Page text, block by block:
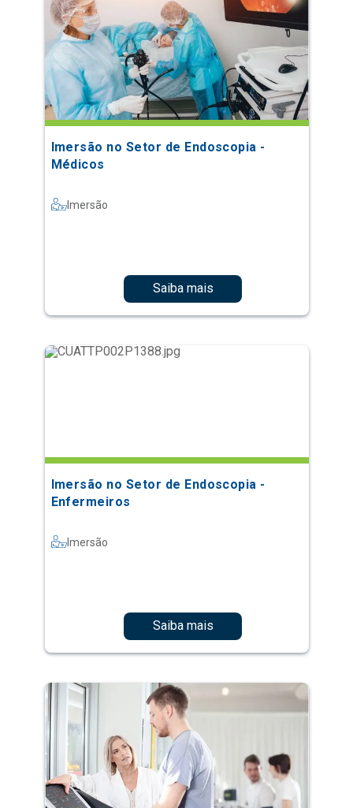
Imersão no Setor de Endoscopia -
Médicos
Imersão
Saiba mais
Imersão no Setor de Endoscopia -
Enfermeiros
Imersão
Saiba mais